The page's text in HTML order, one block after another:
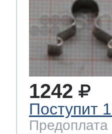
1242
Поступит
Предоплата